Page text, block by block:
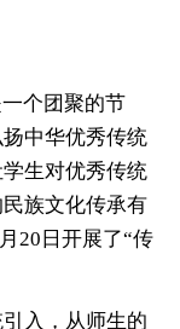
个团聚的节
中华优秀传统
生对优秀传统
族文化传承有
20日开展了“传
入，从师生的